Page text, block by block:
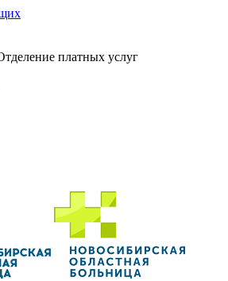
платных услуг